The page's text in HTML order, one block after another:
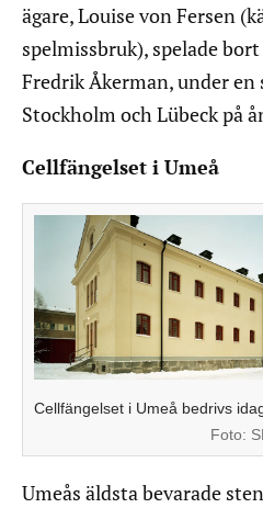
ägare, Louise von Fersen
spelmissbruk), spelade
Fredrik Åkerman, under
Stockholm och Lübeck på
Cellfängelset i Umeå
Cellfängelset i Umeå bedrivs
Foto:
Umeås äldsta bevarade